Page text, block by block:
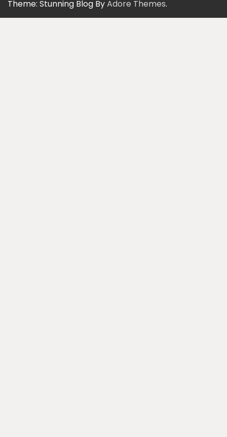
Theme: Stunning Blog ByAdore Themes.